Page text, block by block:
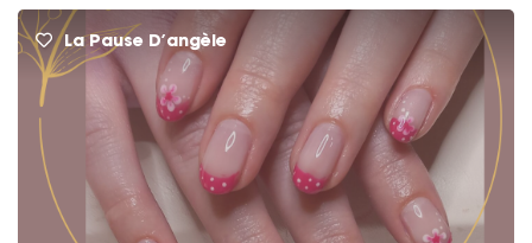
La Pause D’angèle